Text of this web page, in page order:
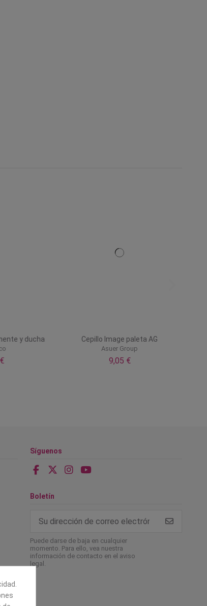
y ducha Cepillo Image paleta AG
Asuer Group
9,05 €
Síguenos
Boletín
Puede darse de baja en cualquier
momento. Para ello, vea nuestra
información de contacto en el aviso
legal.